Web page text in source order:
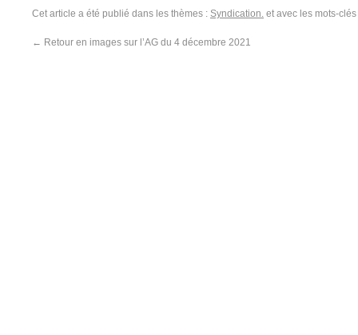
Cet article a été publié dans les thèmes : Syndication. et avec les mots-clés
← Retour en images sur l’AG du 4 décembre 2021